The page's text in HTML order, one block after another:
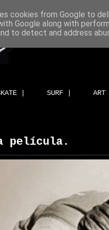
| SURF |
película.
cookies from Google to
Google along with
to detect and address